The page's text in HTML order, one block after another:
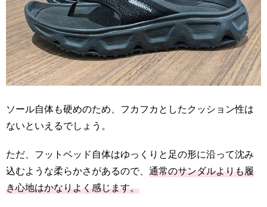
ソール自体も硬めのため、フカフカとしたクッション性は
ないといえるでしょう。
ただ、フットベッド自体はゆっくりと足の形に沿って沈み
込むような柔らかさがあるので、 通常のサンダルよりも履
き心地はかなりよく感じます。